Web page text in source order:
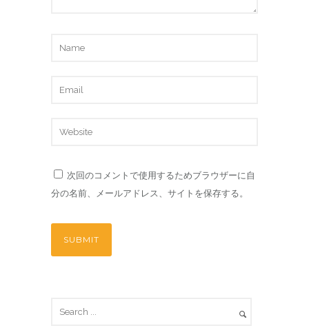
次回のコメントで使用するためブラウザーに自
分の名前、メールアドレス、サイトを保存する。